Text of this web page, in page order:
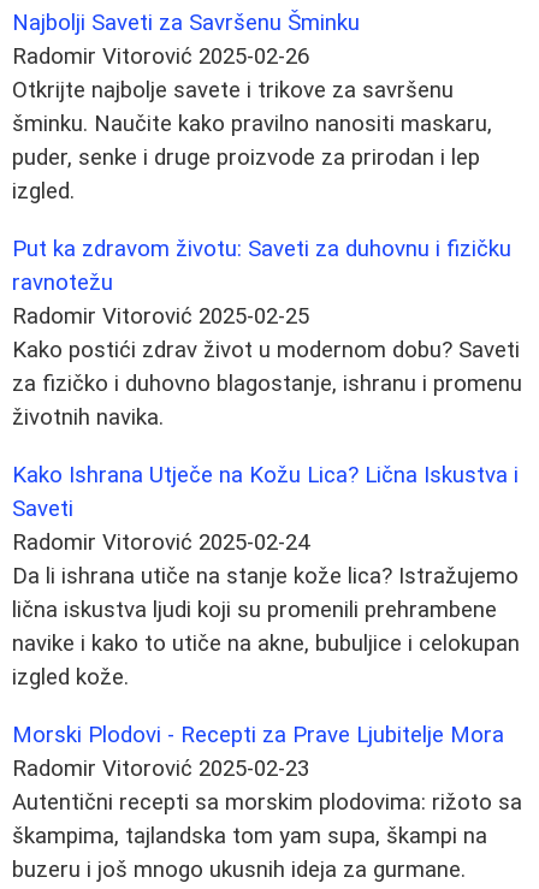
Najbolji Saveti za Savršenu Šminku
Radomir Vitorović 2025-02-26
Otkrijte najbolje savete i trikove za savršenu
šminku. Naučite kako pravilno nanositi maskaru,
puder, senke i druge proizvode za prirodan i lep
izgled.
Put ka zdravom životu: Saveti za duhovnu i fizičku
ravnotežu
Radomir Vitorović 2025-02-25
Kako postići zdrav život u modernom dobu? Saveti
za fizičko i duhovno blagostanje, ishranu i promenu
životnih navika.
Kako Ishrana Utječe na Kožu Lica? Lična Iskustva i
Saveti
Radomir Vitorović 2025-02-24
Da li ishrana utiče na stanje kože lica? Istražujemo
lična iskustva ljudi koji su promenili prehrambene
navike i kako to utiče na akne, bubuljice i celokupan
izgled kože.
Morski Plodovi - Recepti za Prave Ljubitelje Mora
Radomir Vitorović 2025-02-23
Autentični recepti sa morskim plodovima: rižoto sa
škampima, tajlandska tom yam supa, škampi na
buzeru i još mnogo ukusnih ideja za gurmane.